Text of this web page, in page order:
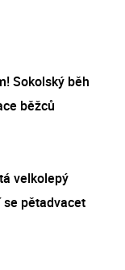
Sokolský běh
běžců
velkolepý
pětadvacet